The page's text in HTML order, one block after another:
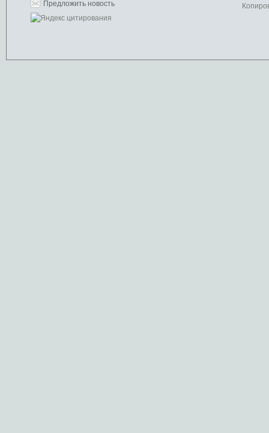
Предложить новость